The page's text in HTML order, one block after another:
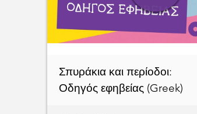
Σπυράκια και περίοδοι:
Οδηγός εφηβείας (Greek)